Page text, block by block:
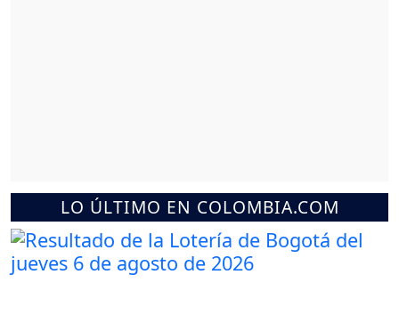
LO ÚLTIMO EN COLOMBIA.COM